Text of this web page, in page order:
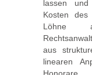
lassen und
Kosten
Löhne
aus
linearen